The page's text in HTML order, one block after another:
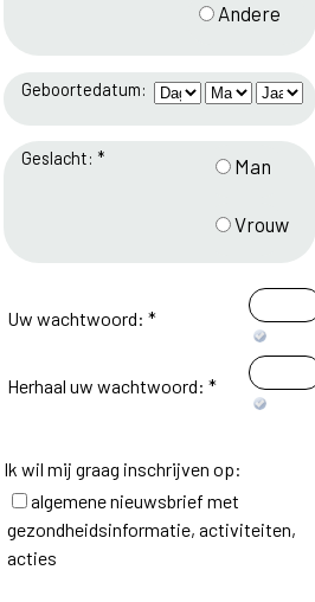
Andere
Geboortedatum:
Geslacht: * Man
Vrouw
Uw wachtwoord: *
Herhaal uw wachtwoord: *
Ik wil mij graag inschrijven op:
algemene nieuwsbrief met
gezondheidsinformatie, activiteiten,
acties